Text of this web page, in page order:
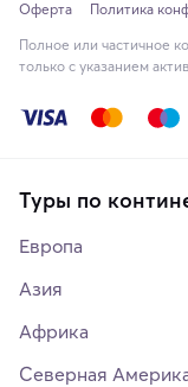
Оферта
Политика
Полное или частичное
только с указанием
Туры по
Европа
Азия
Африка
Северная